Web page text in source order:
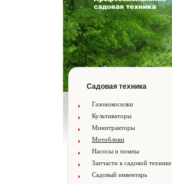
Садовая техника
Газонокосилки
Культиваторы
Минитракторы
Мотоблоки
Насосы и помпы
Запчасти к садовой технике
Садовый инвентарь